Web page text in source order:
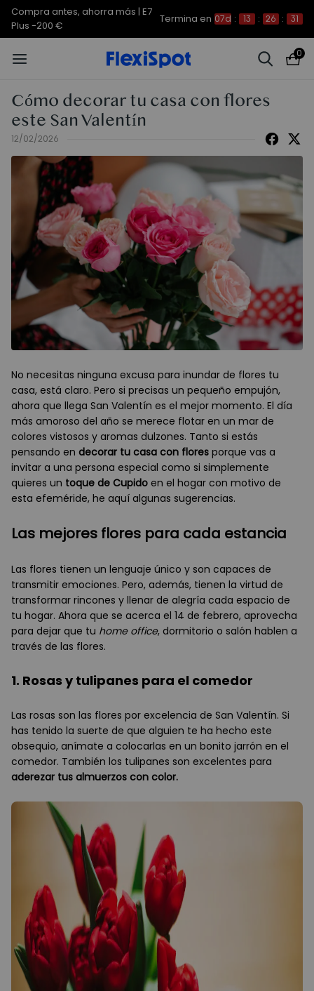
Compra antes, ahorra más | E7
Plus -200 €
Termina en 07d : 13 : 26 : 30
0
Cómo decorar tu casa con flores
este San Valentín
12/02/2026
No necesitas ninguna excusa para inundar de flores tu
casa, está claro. Pero si precisas un pequeño empujón,
ahora que llega San Valentín es el mejor momento. El día
más amoroso del año se merece flotar en un mar de
colores vistosos y aromas dulzones. Tanto si estás
pensando en decorar tu casa con flores porque vas a
invitar a una persona especial como si simplemente
quieres un toque de Cupido en el hogar con motivo de
esta efeméride, he aquí algunas sugerencias.
Las mejores flores para cada estancia
Las flores tienen un lenguaje único y son capaces de
transmitir emociones. Pero, además, tienen la virtud de
transformar rincones y llenar de alegría cada espacio de
tu hogar. Ahora que se acerca el 14 de febrero, aprovecha
para dejar que tu home office, dormitorio o salón hablen a
través de las flores.
1. Rosas y tulipanes para el comedor
Las rosas son las flores por excelencia de San Valentín. Si
has tenido la suerte de que alguien te ha hecho este
obsequio, anímate a colocarlas en un bonito jarrón en el
comedor. También los tulipanes son excelentes para
aderezar tus almuerzos con color.